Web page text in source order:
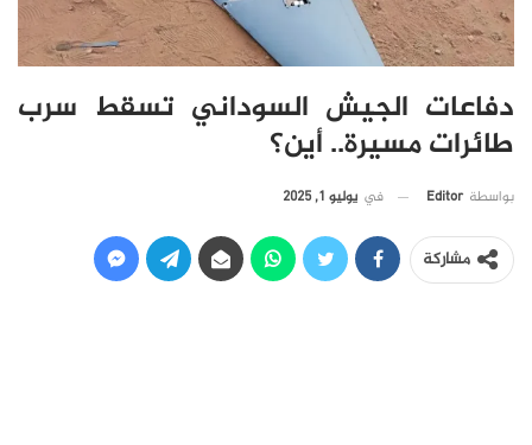
دفاعات الجيش السوداني تسقط سرب
طائرات مسيرة.. أين؟
بواسطة Editor في يوليو 1, 2025
مشاركة